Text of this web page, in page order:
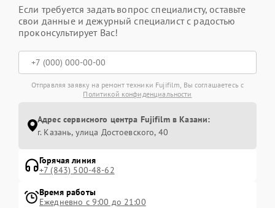
Если требуется задать вопрос специалисту, оставьте
свои данные и дежурный специалист с радостью
проконсультирует Вас!
Отправляя заявку на ремонт техники Fujifilm, Вы соглашаетесь с
Политикой конфиденциальности
Адрес сервисного центра Fujifilm в Казани:
г. Казань, улица Достоевского, 40
Горячая линия
+7 (843) 500-48-62
Время работы
Ежедневно с 9:00 до 21:00